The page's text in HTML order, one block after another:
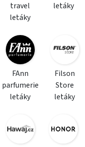
travel
letáky
letáky
FAnn
parfumerie
letáky
Filson
Store
letáky